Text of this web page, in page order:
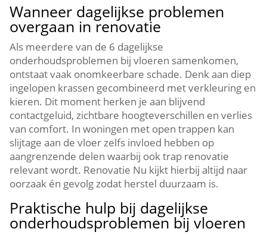
Wanneer dagelijkse problemen
overgaan in renovatie
Als meerdere van de 6 dagelijkse
onderhoudsproblemen bij vloeren samenkomen,
ontstaat vaak onomkeerbare schade.​ Denk aan diep
ingelopen krassen gecombineerd met verkleuring en
kieren.​ Dit moment herken je aan blijvend
contactgeluid, zichtbare hoogteverschillen en verlies
van comfort.​ In woningen met open trappen kan
slijtage aan de vloer zelfs invloed hebben op
aangrenzende delen waarbij ook trap renovatie
relevant wordt.​ Renovatie Nu kijkt hierbij altijd naar
oorzaak én gevolg zodat herstel duurzaam is.​
Praktische hulp bij dagelijkse
onderhoudsproblemen bij vloeren